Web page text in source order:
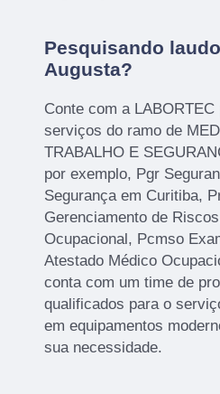
Pesquisando
Augusta?
Conte com a
serviços do ramo de
TRABALHO E
por exemplo, Pgr
Segurança em Curitiba,
Gerenciamento de
Ocupacional, Pcmso
Atestado Médico
conta com um time de
qualificados para o
em equipamentos
sua necessidade.